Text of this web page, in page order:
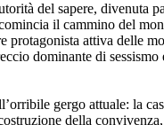
del sapere, divenuta
il cammino del
protagonista attiva delle
dominante di
gergo attuale: la
della